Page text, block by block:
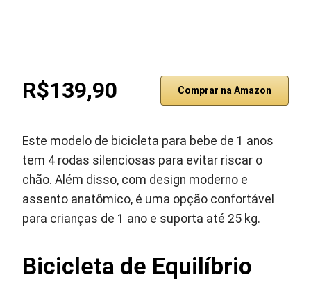
R$139,90 Comprar na Amazon
Este modelo de bicicleta para bebe de 1 anos
tem 4 rodas silenciosas para evitar riscar o
chão. Além disso, com design moderno e
assento anatômico, é uma opção confortável
para crianças de 1 ano e suporta até 25 kg.
Bicicleta de Equilíbrio